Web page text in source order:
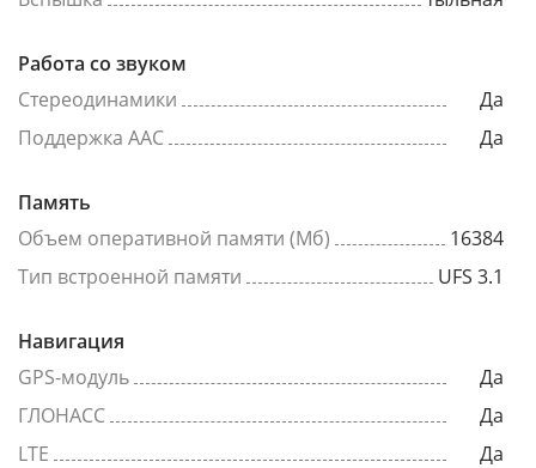
Работа со звуком
Стереодинамики
Да
Поддержка AAC
Да
Память
Объем оперативной памяти (Мб)
16384
Тип встроенной памяти
UFS 3.1
Навигация
GPS-модуль
Да
ГЛОНАСС
Да
LTE
Да